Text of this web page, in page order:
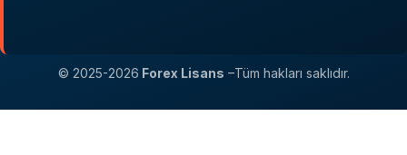
© 2025-2026 Forex Lisans –Tüm hakları saklıdır.